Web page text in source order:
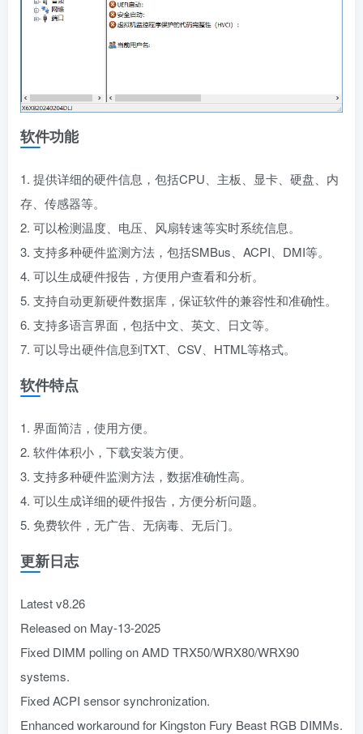
软件功能
1. 提供详细的硬件信息，包括CPU、主板、显卡、硬盘、内
存、传感器等。
2. 可以检测温度、电压、风扇转速等实时系统信息。
3. 支持多种硬件监测方法，包括SMBus、ACPI、DMI等。
4. 可以生成硬件报告，方便用户查看和分析。
5. 支持自动更新硬件数据库，保证软件的兼容性和准确性。
6. 支持多语言界面，包括中文、英文、日文等。
7. 可以导出硬件信息到TXT、CSV、HTML等格式。
软件特点
1. 界面简洁，使用方便。
2. 软件体积小，下载安装方便。
3. 支持多种硬件监测方法，数据准确性高。
4. 可以生成详细的硬件报告，方便分析问题。
5. 免费软件，无广告、无病毒、无后门。
更新日志
Latest v8.26
Released on May-13-2025
Fixed DIMM polling on AMD TRX50/WRX80/WRX90
systems.
Fixed ACPI sensor synchronization.
Enhanced workaround for Kingston Fury Beast RGB DIMMs.